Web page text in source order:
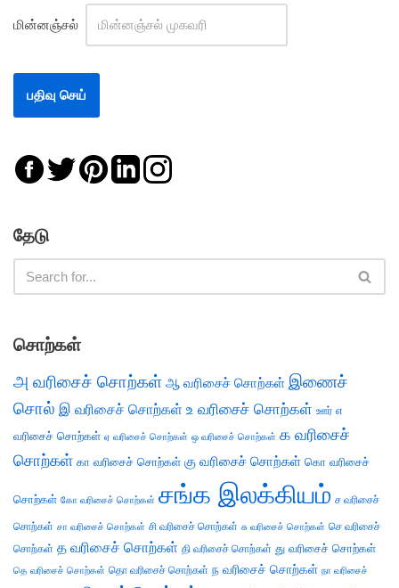
மின்னஞ்சல்
தேடு
சொற்கள்
அ வரிசைச் சொற்கள் ஆ வரிசைச் சொற்கள் இணைச்
சொல் இ வரிசைச் சொற்கள் உ வரிசைச் சொற்கள் ஊர் எ
வரிசைச் சொற்கள் ஏ வரிசைச் சொற்கள் ஒ வரிசைச் சொற்கள் க வரிசைச்
சொற்கள் கா வரிசைச் சொற்கள் கு வரிசைச் சொற்கள் கொ வரிசைச்
சொற்கள் கோ வரிசைச் சொற்கள் சங்க இலக்கியம் ச வரிசைச்
சொற்கள் சா வரிசைச் சொற்கள் சி வரிசைச் சொற்கள் சு வரிசைச் சொற்கள் செ வரிசைச்
சொற்கள் த வரிசைச் சொற்கள் தி வரிசைச் சொற்கள் து வரிசைச் சொற்கள்
தெ வரிசைச் சொற்கள் தொ வரிசைச் சொற்கள் ந வரிசைச் சொற்கள் நா வரிசைச்